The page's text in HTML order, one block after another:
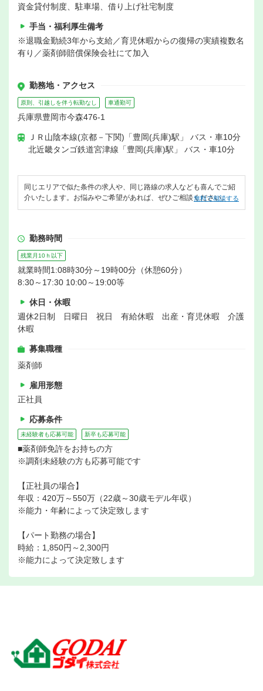
資金貸付制度、駐車場、借り上げ社宅制度
手当・福利厚生備考
※退職金勤続3年から支給／育児休暇からの復帰の実績複数名
有り／薬剤師賠償保険会社にて加入
勤務地・アクセス
原則、引越しを伴う転勤なし 車通勤可
兵庫県豊岡市今森476-1
ＪＲ山陰本線(京都－下関)「豊岡(兵庫)駅」 バス・車10分
北近畿タンゴ鉄道宮津線「豊岡(兵庫)駅」 バス・車10分
同じエリアで似た条件の求人や、同じ路線の求人なども喜んでご紹
介いたします。お悩みやご希望があれば、ぜひご相談ください。
無料で相談する
勤務時間
残業月10ｈ以下
就業時間1:08時30分～19時00分（休憩60分）
8:30～17:30 10:00～19:00等
休日・休暇
週休2日制 日曜日 祝日 有給休暇 出産・育児休暇 介護
休暇
募集職種
薬剤師
雇用形態
正社員
応募条件
未経験者も応募可能 新卒も応募可能
■薬剤師免許をお持ちの方
※調剤未経験の方も応募可能です
【正社員の場合】
年収：420万～550万（22歳～30歳モデル年収）
※能力・年齢によって決定致します
【パート勤務の場合】
時給：1,850円～2,300円
※能力によって決定致します